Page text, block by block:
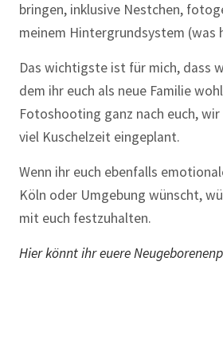
bringen, inklusive Nestchen,
meinem Hintergrundsystem
Das wichtigste ist für mich, dass
dem ihr euch als neue Familie
Fotoshooting ganz nach euch,
viel Kuschelzeit eingeplant.
Wenn ihr euch ebenfalls
Köln oder Umgebung wünscht,
mit euch festzuhalten.
Hier könnt ihr euere